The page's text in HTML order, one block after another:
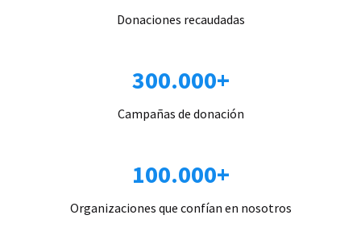
Donaciones recaudadas
300.000+
Campañas de donación
100.000+
Organizaciones que confían en nosotros